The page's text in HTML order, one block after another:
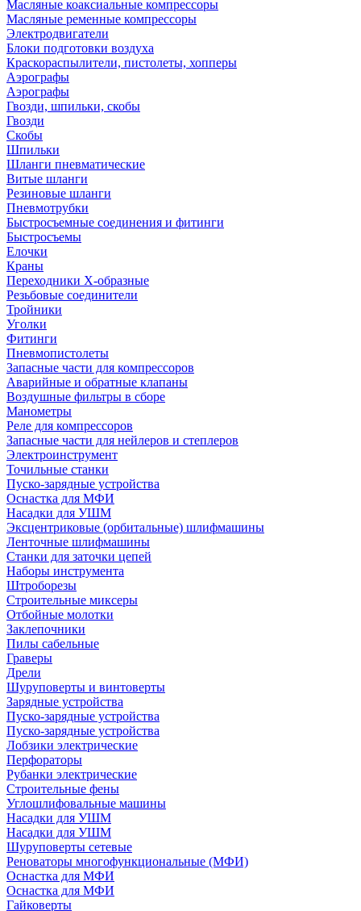
Масляные коаксиальные компрессоры
Масляные ременные компрессоры
Электродвигатели
Блоки подготовки воздуха
Краскораспылители, пистолеты, хопперы
Аэрографы
Аэрографы
Гвозди, шпильки, скобы
Гвозди
Скобы
Шпильки
Шланги пневматические
Витые шланги
Резиновые шланги
Пневмотрубки
Быстросъемные соединения и фитинги
Быстросъемы
Елочки
Краны
Переходники Х-образные
Резьбовые соединители
Тройники
Уголки
Фитинги
Пневмопистолеты
Запасные части для компрессоров
Аварийные и обратные клапаны
Воздушные фильтры в сборе
Манометры
Реле для компрессоров
Запасные части для нейлеров и степлеров
Электроинструмент
Точильные станки
Пуско-зарядные устройства
Оснастка для МФИ
Насадки для УШМ
Эксцентриковые (орбитальные) шлифмашины
Ленточные шлифмашины
Станки для заточки цепей
Наборы инструмента
Штроборезы
Строительные миксеры
Отбойные молотки
Заклепочники
Пилы сабельные
Граверы
Дрели
Шуруповерты и винтоверты
Зарядные устройства
Пуско-зарядные устройства
Пуско-зарядные устройства
Лобзики электрические
Перфораторы
Рубанки электрические
Строительные фены
Углошлифовальные машины
Насадки для УШМ
Насадки для УШМ
Шуруповерты сетевые
Реноваторы многофункциональные (МФИ)
Оснастка для МФИ
Оснастка для МФИ
Гайковерты